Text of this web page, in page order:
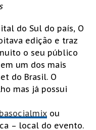
do Sul do país, O
edição e traz
o seu público
um dos mais
do Brasil. O
mas já possui
ou
– local do evento.